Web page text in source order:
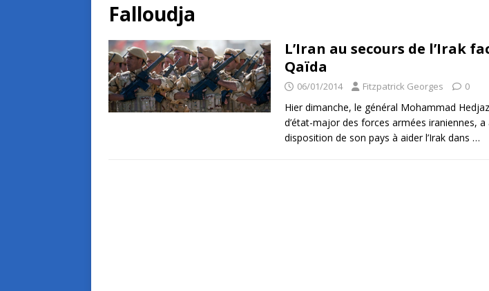
Falloudja
L’Iran au secours de l’Irak
Qaïda
06/01/2014 Fitzpatrick Georges 0
Hier dimanche, le général Mohammad
d’état-major des forces armées iraniennes, a
disposition de son pays à aider l’Irak dans …